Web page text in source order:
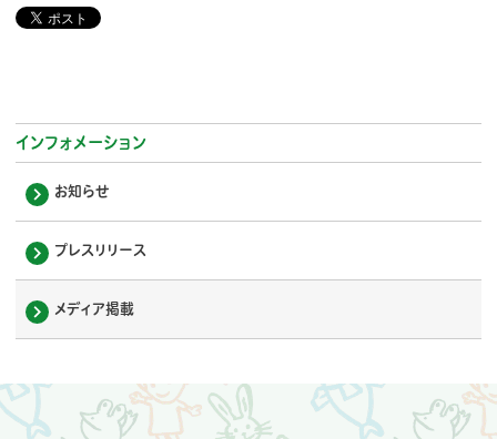
インフォメーション
お知らせ
プレスリリース
メディア掲載